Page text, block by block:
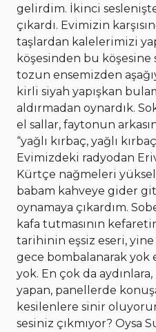
gelirdim. İkinci
çıkardı. Evimizin
taşlardan kalelerimizi
köşesinden bu
tozun ensemizden
kirli siyah yapışkan
aldırmadan oynardık.
el sallar, faytonun
“yağlı kırbaç, yağlı
Evimizdeki radyodan
Kürtçe nağmeleri
babam kahveye gider
oynamaya çıkardım.
kafa tutmasının
tarihinin eşsiz eseri,
gece bombalanarak yok
yok. En çok da
yapan, panellerde
kesilenlere sinir
sesiniz çıkmıyor? Oysa